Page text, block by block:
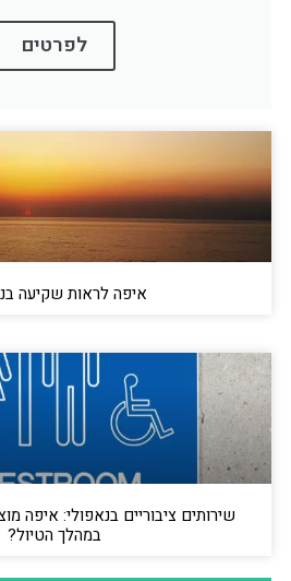
לפרטים
איפה לראות שקיעה
שירותים ציבוריים בנאפולי: איפה
במהלך הטיול?